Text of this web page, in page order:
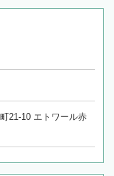
21-10 エトワール赤